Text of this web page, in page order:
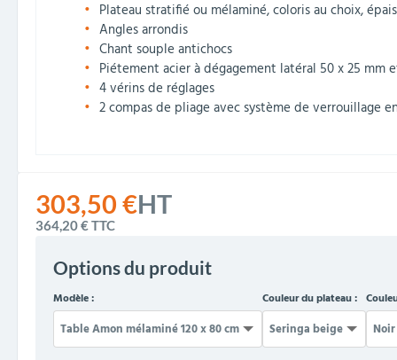
303,50 €HT
364,20 €TTC
Options du produit
Modèle : Couleur du plateau :
Plateau stratifié ou mélaminé, coloris au choix,
Angles arrondis
Chant souple antichocs
Piétement acier à dégagement latéral 50 x 25 mm
4 vérins de réglages
2 compas de pliage avec système de verrouillage